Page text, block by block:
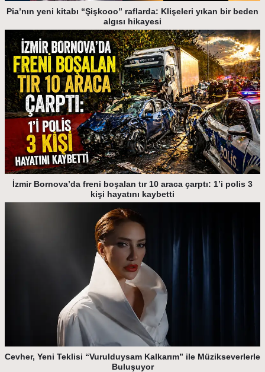
Pia’nın yeni kitabı “Şişkooo” raflarda: Klişeleri yıkan bir beden
algısı hikayesi
İzmir Bornova’da freni boşalan tır 10 araca çarptı: 1’i polis 3
kişi hayatını kaybetti
Cevher, Yeni Teklisi “Vurulduysam Kalkarım” ile Müzikseverlerle
Buluşuyor